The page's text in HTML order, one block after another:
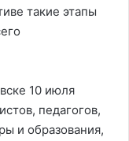
такие этапы
10 июля
педагогов,
и образования,